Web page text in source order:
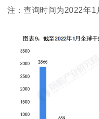
首
注：查询时间为2022年1